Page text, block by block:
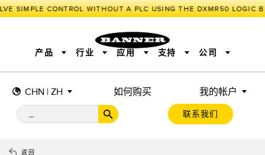
SIMPLE CONTROL WITHOUT A PLC USING THE DXMR50 LOGIC
CHN | ZH 如何购买 我的帐户
联系我们
产品
传感器 测量解决方案
照明和指示
机器安全
工业无线
BARCODE & VISION
行业 应用
工业物联网与智能工厂
智能传感器
机器防护
追踪和跟踪
拾取指示灯
支持 公司
返回